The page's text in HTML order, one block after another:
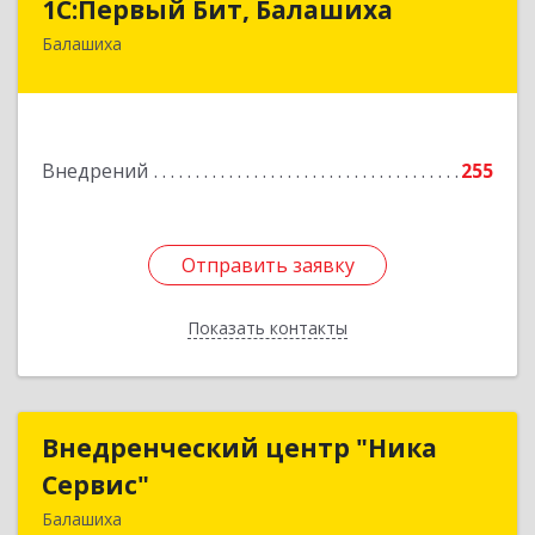
1С:Первый Бит, Балашиха
Балашиха
Внедрений 255
Отправить заявку
Показать контакты
143909, Московская обл, Балашиха г, Звездная
Отправить заявку
Назад
Внедренческий центр "Ника
Сервис"
Балашиха
Внедренческий центр "Ника